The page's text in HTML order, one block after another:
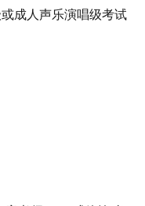
成人声乐演唱级考试